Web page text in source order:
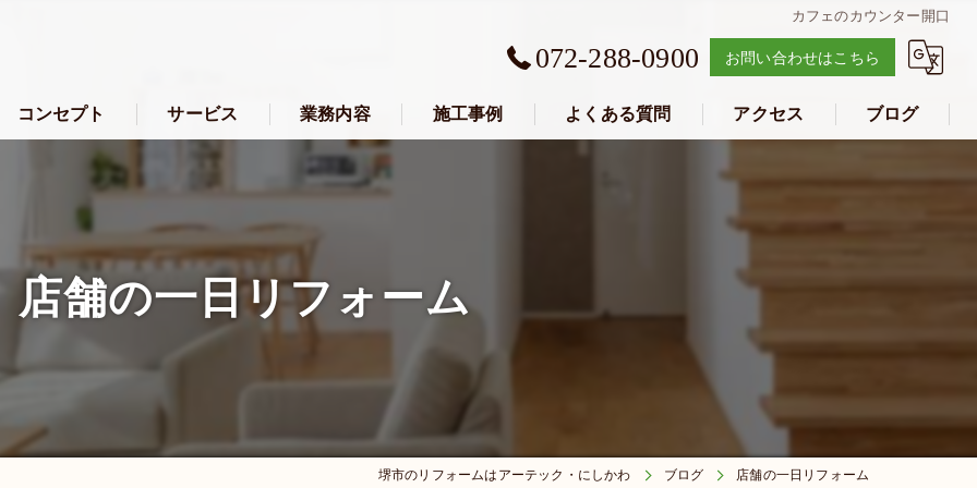
カフェのカウンター開口
072-288-0900 お問い合わせはこちら
コンセプト
堺市のリフォーム･アーテック・にしかわの口コミ情報
堺市のリフォーム･アーテック・にしかわの評判
堺市のリフォーム･アーテック・にしかわのお客様の声
サービス 業務内容 施工事例 よくある質問 アクセス ブログ
店舗の一日リフォーム
堺市のリフォームはアーテック・にしかわ ブログ 店舗の一日リフォーム